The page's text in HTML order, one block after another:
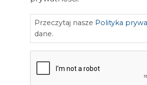
prywatności
Przeczytaj nasze Polityka
dane.